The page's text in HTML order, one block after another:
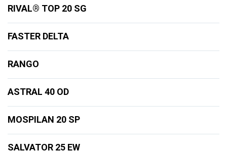
RIVAL® TOP 20 SG
FASTER DELTA
RANGO
ASTRAL 40 OD
MOSPILAN 20 SP
SALVATOR 25 EW